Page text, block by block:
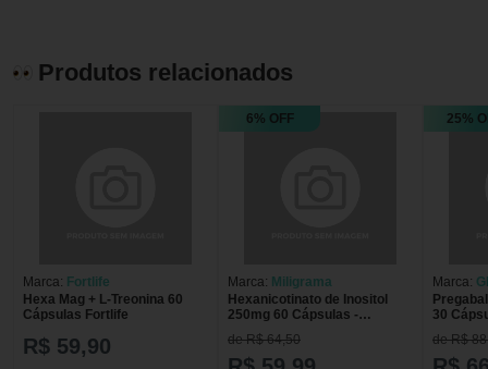
Produtos relacionados
Marca: Fortlife
Hexa Mag + L-Treonina 60
Cápsulas Fortlife
R$ 59,90
6% OFF
Marca: Miligrama
Hexanicotinato de Inositol
250mg 60 Cápsulas -
Miligrama
de R$ 64,50
25%
Marca:
HEXAL/
30
de R$